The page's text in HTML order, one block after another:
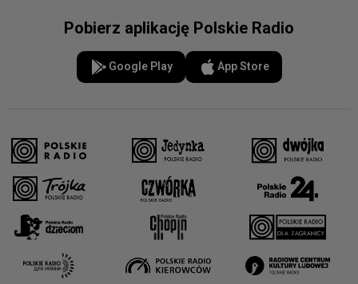
Pobierz aplikację Polskie Radio
Google Play App Store